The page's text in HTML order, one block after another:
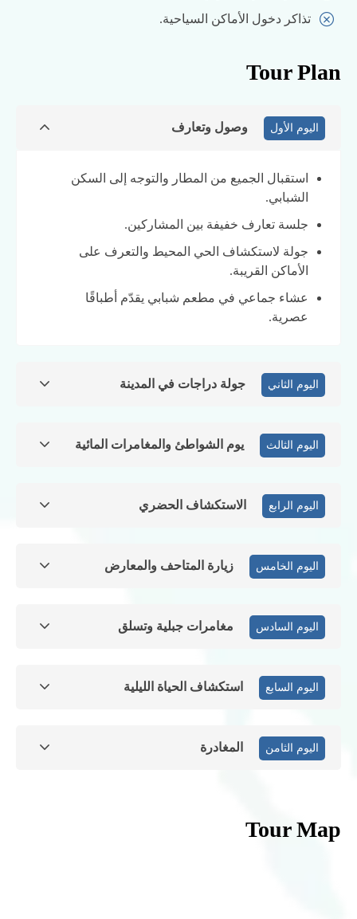
تذاكر دخول الأماكن السياحية.
Tour Plan
اليوم الأول وصول وتعارف
استقبال الجميع من المطار والتوجه إلى السكن
الشبابي.
جلسة تعارف خفيفة بين المشاركين.
جولة لاستكشاف الحي المحيط والتعرف على
الأماكن القريبة.
عشاء جماعي في مطعم شبابي يقدّم أطباقًا
عصرية.
اليوم الثاني جولة دراجات في المدينة
اليوم الثالث يوم الشواطئ والمغامرات المائية
اليوم الرابع الاستكشاف الحضري
اليوم الخامس زيارة المتاحف والمعارض
اليوم السادس مغامرات جبلية وتسلق
اليوم السابع استكشاف الحياة الليلية
اليوم الثامن المغادرة
Tour Map